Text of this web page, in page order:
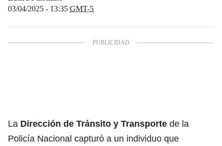
03/04/2025 - 13:35 GMT-5
La Dirección de Tránsito y Transporte de la
Policía Nacional capturó a un individuo que